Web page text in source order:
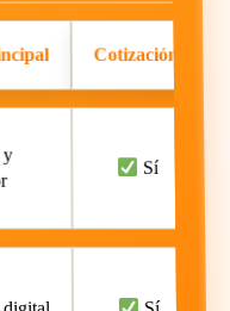
Cotización
y
Sí